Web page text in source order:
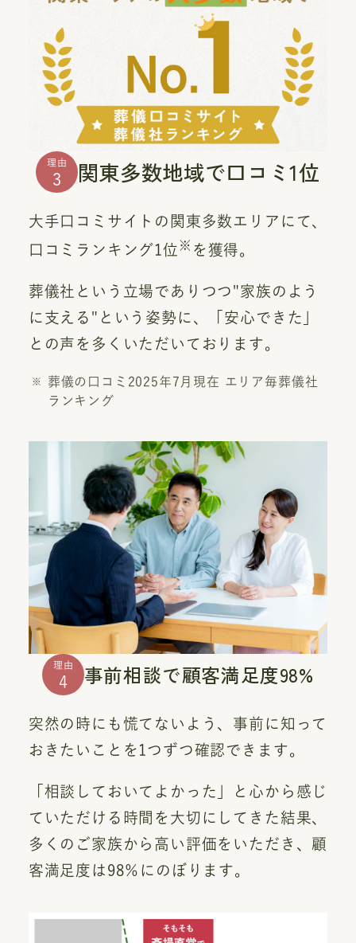
理由
3 関東多数地域で口コミ1位
大手口コミサイトの関東多数エリアにて、
口コミランキング1位 ※ を獲得。
葬儀社という立場でありつつ"家族のよう
に支える"という姿勢に、「安心できた」
との声を多くいただいております。
葬儀の口コミ2025年7月現在 エリア毎葬儀社
ランキング
理由
4 事前相談で顧客満足度98%
突然の時にも慌てないよう、事前に知って
おきたいことを1つずつ確認できます。
「相談しておいてよかった」と心から感じ
ていただける時間を大切にしてきた結果、
多くのご家族から高い評価をいただき、顧
客満足度は98％にのぼります。